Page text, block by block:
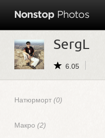
SergL
6.05
Натюрморт (0)
Макро (2)